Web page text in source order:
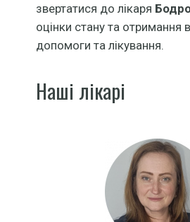
звертатися до лікаря
оцінки стану та отримання
допомоги та лікування.
Наші лікарі